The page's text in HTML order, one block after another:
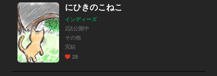
にひきのこねこ
インディーズ
2話公開中
その他
完結
28